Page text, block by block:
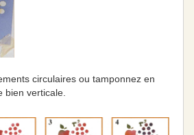
circulaires ou tamponnez en
bien verticale.